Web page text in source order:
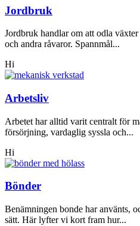
Jordbruk
Jordbruk handlar om att odla
och andra råvaror. Spannmål...
Hi
Arbetsliv
Arbetet har alltid varit centralt för
försörjning, vardaglig syssla och...
Hi
Bönder
Benämningen bonde har använts,
sätt. Här lyfter vi kort fram hur...